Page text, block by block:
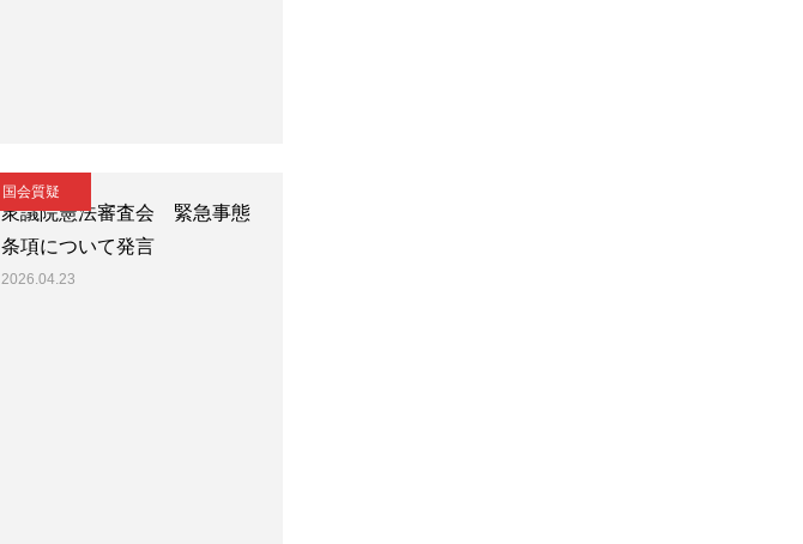
国会質疑
衆議院憲法審査会 緊急事態
条項について発言
2026.04.23